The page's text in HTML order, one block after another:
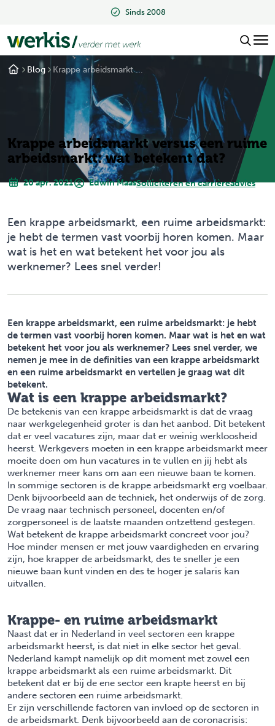
Sinds 2008
Blog Krappe arbeidsmarkt ...
Krappe arbeidsmarkt versus een ruime
arbeidsmarkt: wat betekent dat?
20 apr. 2021 Edwin MaasSolliciteren en carrièreadvies
Een krappe arbeidsmarkt, een ruime arbeidsmarkt:
je hebt de termen vast voorbij horen komen. Maar
wat is het en wat betekent het voor jou als
werknemer? Lees snel verder!
Een krappe arbeidsmarkt, een ruime arbeidsmarkt: je hebt
de termen vast voorbij horen komen. Maar wat is het en wat
betekent het voor jou als werknemer? Lees snel verder, we
nemen je mee in de definities van een krappe arbeidsmarkt
en een ruime arbeidsmarkt en vertellen je graag wat dit
betekent.
Wat is een krappe arbeidsmarkt?
De betekenis van een krappe arbeidsmarkt is dat de vraag
naar werkgelegenheid groter is dan het aanbod. Dit betekent
dat er veel vacatures zijn, maar dat er weinig werkloosheid
heerst. Werkgevers moeten in een krappe arbeidsmarkt meer
moeite doen om hun vacatures in te vullen en jij hebt als
werknemer meer kans om aan een nieuwe baan te komen.
In sommige sectoren is de krappe arbeidsmarkt erg voelbaar.
Denk bijvoorbeeld aan de techniek, het onderwijs of de zorg.
De vraag naar technisch personeel, docenten en/of
zorgpersoneel is de laatste maanden ontzettend gestegen.
Wat betekent de krappe arbeidsmarkt concreet voor jou?
Hoe minder mensen er met jouw vaardigheden en ervaring
zijn, hoe krapper de arbeidsmarkt, des te sneller je een
nieuwe baan kunt vinden en des te hoger je salaris kan
uitvallen.
Krappe- en ruime arbeidsmarkt
Naast dat er in Nederland in veel sectoren een krappe
arbeidsmarkt heerst, is dat niet in elke sector het geval.
Nederland kampt namelijk op dit moment met zowel een
krappe arbeidsmarkt als een ruime arbeidsmarkt. Dit
betekent dat er bij de ene sector een krapte heerst en bij
andere sectoren een ruime arbeidsmarkt.
Er zijn verschillende factoren van invloed op de sectoren in
de arbeidsmarkt. Denk bijvoorbeeld aan de coronacrisis: